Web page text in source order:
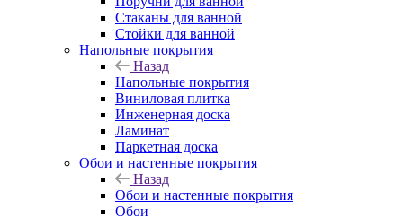
Стаканы для ванной
Стойки для ванной
Напольные покрытия
Назад
Напольные покрытия
Виниловая плитка
Инженерная доска
Ламинат
Паркетная доска
Обои и настенные покрытия
Назад
Обои и настенные покрытия
Обои